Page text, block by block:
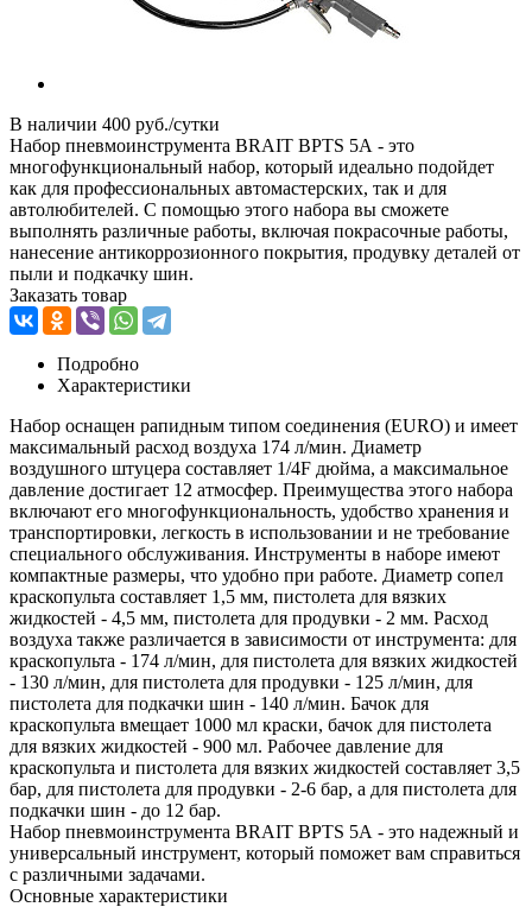
В наличии 400 руб./сутки
Набор пневмоинструмента BRAIT BPTS 5A - это
многофункциональный набор, который идеально подойдет
как для профессиональных автомастерских, так и для
автолюбителей. С помощью этого набора вы сможете
выполнять различные работы, включая покрасочные работы,
нанесение антикоррозионного покрытия, продувку деталей от
пыли и подкачку шин.
Заказать товар
Подробно
Характеристики
Набор оснащен рапидным типом соединения (EURO) и имеет
максимальный расход воздуха 174 л/мин. Диаметр
воздушного штуцера составляет 1/4F дюйма, а максимальное
давление достигает 12 атмосфер. Преимущества этого набора
включают его многофункциональность, удобство хранения и
транспортировки, легкость в использовании и не требование
специального обслуживания. Инструменты в наборе имеют
компактные размеры, что удобно при работе. Диаметр сопел
краскопульта составляет 1,5 мм, пистолета для вязких
жидкостей - 4,5 мм, пистолета для продувки - 2 мм. Расход
воздуха также различается в зависимости от инструмента: для
краскопульта - 174 л/мин, для пистолета для вязких жидкостей
- 130 л/мин, для пистолета для продувки - 125 л/мин, для
пистолета для подкачки шин - 140 л/мин. Бачок для
краскопульта вмещает 1000 мл краски, бачок для пистолета
для вязких жидкостей - 900 мл. Рабочее давление для
краскопульта и пистолета для вязких жидкостей составляет 3,5
бар, для пистолета для продувки - 2-6 бар, а для пистолета для
подкачки шин - до 12 бар.
Набор пневмоинструмента BRAIT BPTS 5A - это надежный и
универсальный инструмент, который поможет вам справиться
с различными задачами.
Основные характеристики